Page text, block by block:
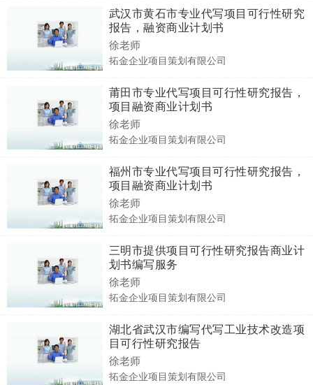
武汉市黄石市专业代写项目可行性研究
报告，融资商业计划书
徐老师
拓金企业项目策划有限公司
莆田市专业代写项目可行性研究报告，
项目融资商业计划书
徐老师
拓金企业项目策划有限公司
福州市专业代写项目可行性研究报告，
项目融资商业计划书
徐老师
拓金企业项目策划有限公司
三明市提供项目可行性研究报告商业计
划书编写服务
徐老师
拓金企业项目策划有限公司
湖北省武汉市编写代写工业技术改造项
目可行性研究报告
徐老师
拓金企业项目策划有限公司